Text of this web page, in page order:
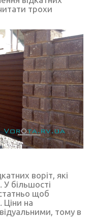
трохи
воріт, які
більшості
щоб
Ціни на
тому в